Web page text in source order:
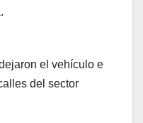
el vehículo e
del sector